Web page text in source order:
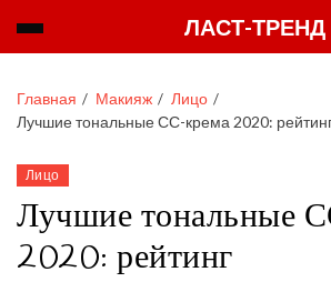
ЛАСТ-ТРЕНД
Главная Макияж
Лицо
Лучшие тональные СС-крема 2020:
Лицо
Лучшие тональные
2020: рейтинг